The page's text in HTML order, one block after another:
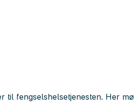
til fengselshelsetjenesten. Her